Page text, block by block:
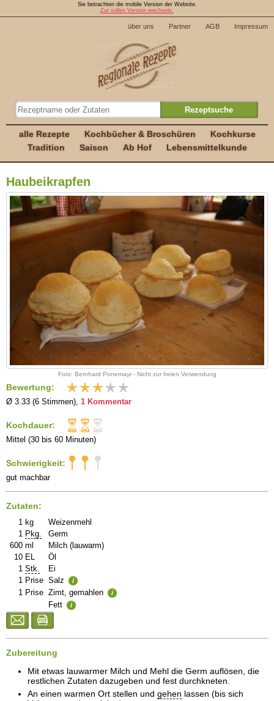
Sie betrachten die mobile Version der Website.
Zur vollen Version wechseln.
über uns Partner AGB Impressum
alle Rezepte Kochbücher & Broschüren
Kochkurse
Tradition
Saison Ab Hof Lebensmittelkunde
Haubeikrapfen
Foto: Bernhard Ponemayr - Nicht zur freien Verwendung
Bewertung:
Ø 3.33 (6 Stimmen), 1 Kommentar
Kochdauer:
Mittel (30 bis 60 Minuten)
Schwierigkeit:
gut machbar
Zutaten:
1 kg
Weizenmehl
1 Pkg.
Germ
600 ml
Milch (lauwarm)
10 EL
Öl
1 Stk.
Ei
1 Prise Salz i
1 Prise Zimt, gemahlen i
Fett i
Zubereitung
Mit etwas lauwarmer Milch und Mehl die Germ auflösen, die
restlichen Zutaten dazugeben und fest durchkneten.
An einen warmen Ort stellen und gehen lassen (bis sich